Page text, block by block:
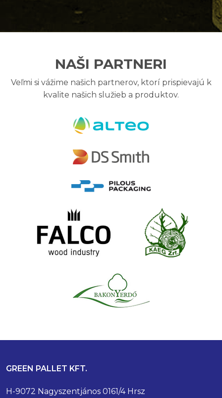
NAŠI PARTNERI
Veľmi si vážime našich partnerov, ktorí prispievajú k
kvalite našich služieb a produktov.
GREEN PALLET KFT.
H-9072 Nagyszentjános 0161/4 Hrsz